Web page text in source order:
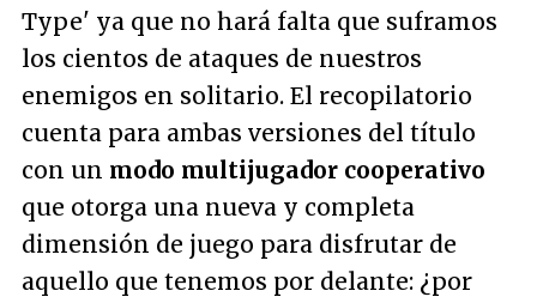
Type' ya que no hará falta que suframos
los cientos de ataques de nuestros
enemigos en solitario. El recopilatorio
cuenta para ambas versiones del título
con un modo multijugador cooperativo
que otorga una nueva y completa
dimensión de juego para disfrutar de
aquello que tenemos por delante: ¿por